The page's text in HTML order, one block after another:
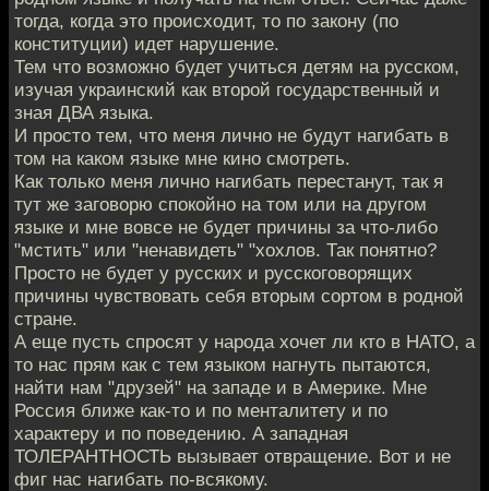
тогда, когда это происходит, то по закону (по
конституции) идет нарушение.
Тем что возможно будет учиться детям на русском,
изучая украинский как второй государственный и
зная ДВА языка.
И просто тем, что меня лично не будут нагибать в
том на каком языке мне кино смотреть.
Как только меня лично нагибать перестанут, так я
тут же заговорю спокойно на том или на другом
языке и мне вовсе не будет причины за что-либо
"мстить" или "ненавидеть" "хохлов. Так понятно?
Просто не будет у русских и русскоговорящих
причины чувствовать себя вторым сортом в родной
стране.
А еще пусть спросят у народа хочет ли кто в НАТО, а
то нас прям как с тем языком нагнуть пытаются,
найти нам "друзей" на западе и в Америке. Мне
Россия ближе как-то и по менталитету и по
характеру и по поведению. А западная
ТОЛЕРАНТНОСТЬ вызывает отвращение. Вот и не
фиг нас нагибать по-всякому.